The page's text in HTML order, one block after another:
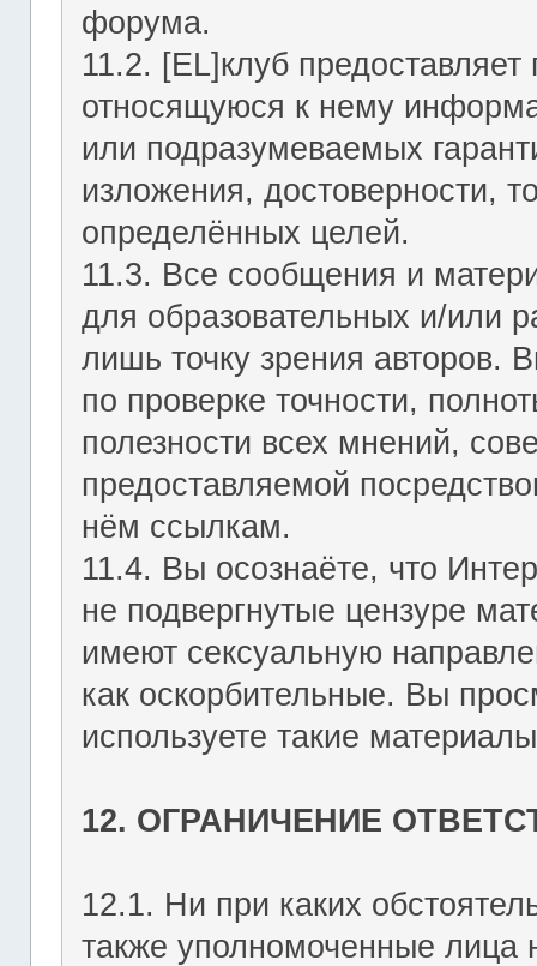
форума.
11.2. [EL]клуб
относящуюся к нему
или подразумеваемых
изложения, достоверности,
определённых целей.
11.3. Все сообщения и
для образовательных и/или
лишь точку зрения авторов.
по проверке точности,
полезности всех мнений,
предоставляемой
нём ссылкам.
11.4. Вы осознаёте, что
не подвергнутые цензуре
имеют сексуальную
как оскорбительные. Вы
используете такие
12. ОГРАНИЧЕНИЕ
12.1. Ни при каких
также уполномоченные лица